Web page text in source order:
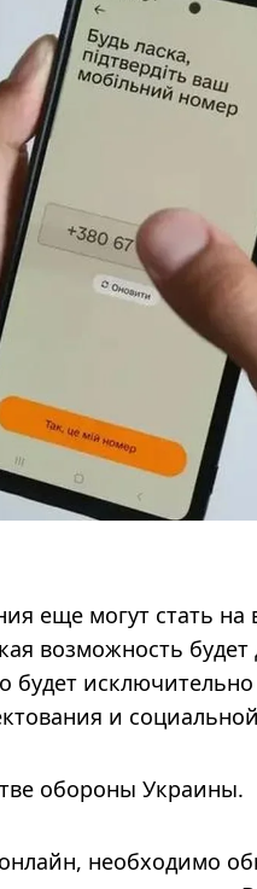
еще могут стать на
возможность
будет
и
обороны Украины.
необходимо